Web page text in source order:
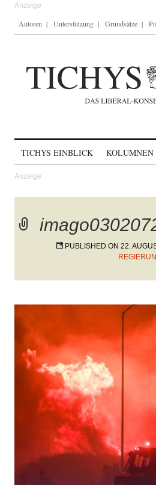
Autoren Unterstützung Grundsätze
TICHYS EINBLICK KOLUMNEN
PUBLISHED ON 22.